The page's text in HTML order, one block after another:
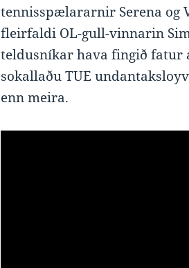
tennisspælararnir Serena og
fleirfaldi OL-gull-vinnarin
teldusníkar hava fingið
sokallaðu TUE
enn meira.